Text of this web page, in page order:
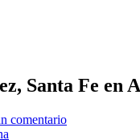
Santa Fe en
comentario